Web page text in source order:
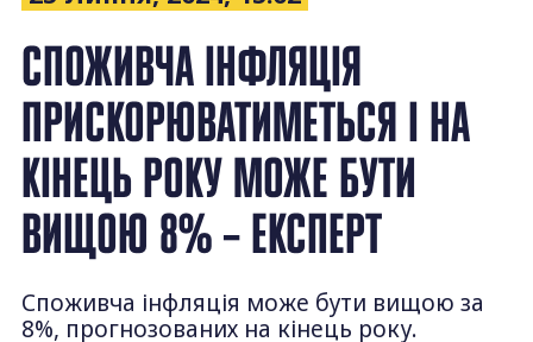
СПОЖИВЧА ІНФЛЯЦІЯ
ПРИСКОРЮВАТИМЕТЬСЯ І НА
КІНЕЦЬ РОКУ МОЖЕ БУТИ
ВИЩОЮ 8% – ЕКСПЕРТ
Споживча інфляція може бути вищою за
8%, прогнозованих на кінець року.